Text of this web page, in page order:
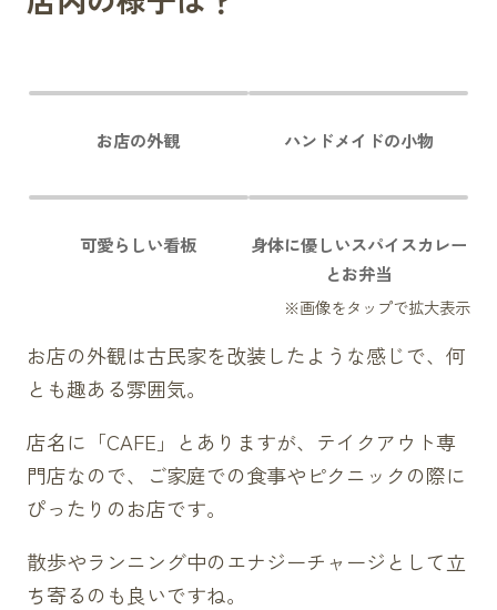
お店の外観 ハンドメイドの小物
可愛らしい看板
身体に優しいスパイスカレー
とお弁当
お店の外観は古民家を改装したような感じで、何
とも趣ある雰囲気。
店名に「CAFE」とありますが、テイクアウト専
門店なので、ご家庭での食事やピクニックの際に
ぴったりのお店です。
散歩やランニング中のエナジーチャージとして立
ち寄るのも良いですね。